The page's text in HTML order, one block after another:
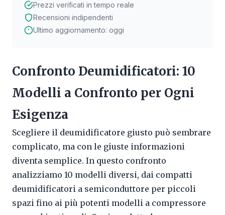
Prezzi verificati in tempo reale
Recensioni indipendenti
Ultimo aggiornamento: oggi
Confronto Deumidificatori: 10
Modelli a Confronto per Ogni
Esigenza
Scegliere il deumidificatore giusto può sembrare
complicato, ma con le giuste informazioni
diventa semplice. In questo confronto
analizziamo 10 modelli diversi, dai compatti
deumidificatori a semiconduttore per piccoli
spazi fino ai più potenti modelli a compressore